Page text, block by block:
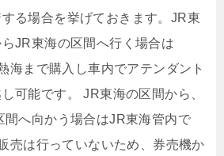
る場合を挙げておきます。JR東
JR東海の区間へ行く場合は
海まで購入し車内でアテンダント
可能です。 JR東海の区間から、
間へ向かう場合はJR東海管内で
売は行っていないため、券売機か